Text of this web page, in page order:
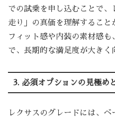
での試乗を申し込むことで
走り」の真価を理解すること
フィット感や内装の素材感も
で、長期的な満足度が大きく
3. 必須オプションの見極め
レクサスのグレードには、